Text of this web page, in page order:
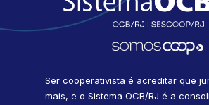
Ser cooperativista é acreditar que
mais, e o Sistema OCB/RJ é a